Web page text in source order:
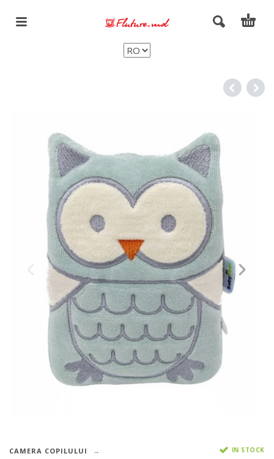
CAMERA COPILULUI
IN STOCK